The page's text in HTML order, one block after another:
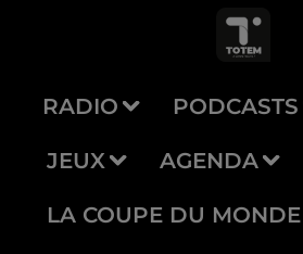
RADIO PODCASTS
JEUX AGENDA
LA COUPE DU